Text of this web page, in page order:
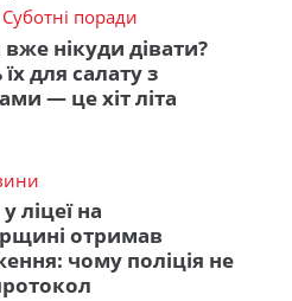
Суботні поради
нікуди дівати?
для салату з
— це хіт літа
ліцеї на
отримав
чому поліція не